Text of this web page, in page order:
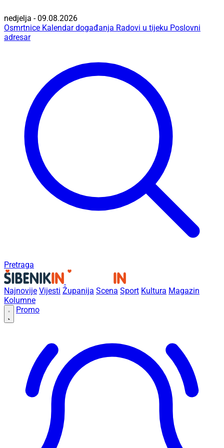
nedjelja - 09.08.2026
Osmrtnice Kalendar događanja Radovi u tijeku Poslovni
adresar
Pretraga
Najnovije Vijesti Županija Scena Sport Kultura Magazin
Kolumne
Promo